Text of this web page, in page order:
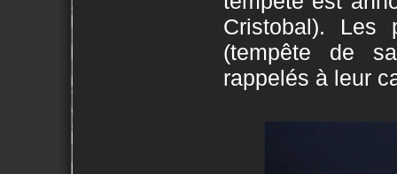
Cristobal). Les
(tempête de
rappelés à leur